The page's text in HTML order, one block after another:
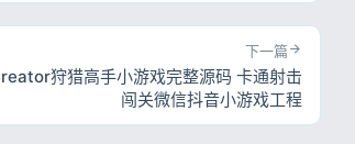
下一篇
狩猎高手小游戏完整源码 卡通射击
闯关微信抖音小游戏工程